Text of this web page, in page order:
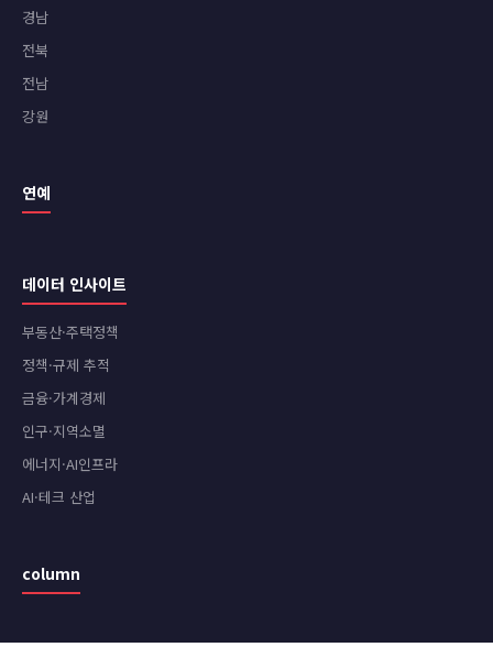
경남
전북
전남
강원
연예
데이터 인사이트
부동산·주택정책
정책·규제 추적
금융·가계경제
인구·지역소멸
에너지·AI인프라
AI·테크 산업
column